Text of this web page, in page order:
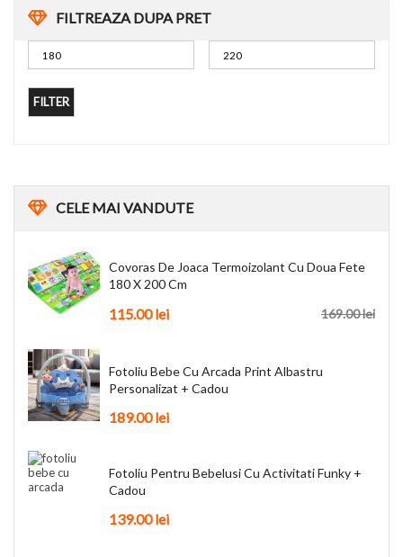
FILTREAZA DUPA PRET
FILTER
CELEMAI VANDUTE
Covoras De Joaca Termoizolant Cu Doua Fete
180 X 200 Cm
169.00lei
115.00lei
Fotoliu Bebe Cu Arcada Print Albastru
Personalizat + Cadou
189.00lei
Fotoliu Pentru Bebelusi Cu Activitati Funky +
Cadou
139.00lei